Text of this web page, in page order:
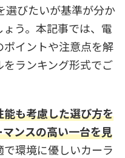
選びたいが基準が分か
う。本記事では、電
イントや注意点を解
ランキング形式でご
も考慮した選び方を
ンスの高い一台を見
で環境に優しいカーラ